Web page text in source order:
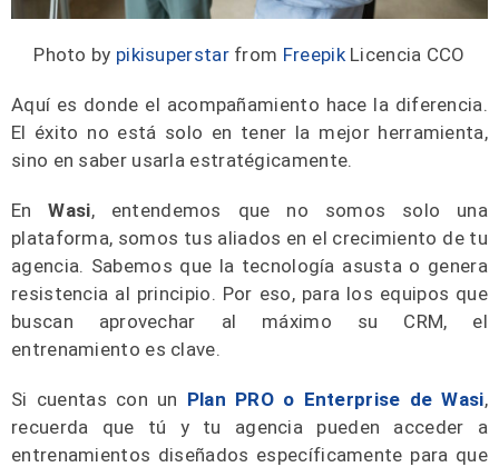
Photo by pikisuperstarfrom FreepikLicencia CCO
Aquí es donde el acompañamiento hace la diferencia.
El éxito no está solo en tener la mejor herramienta,
sino en saber usarla estratégicamente.
EnWasi, entendemos que no somos solo una
plataforma, somos tus aliados en el crecimiento de tu
agencia. Sabemos que la tecnología asusta o genera
resistencia al principio. Por eso, para los equipos que
buscan aprovechar al máximo su CRM, el
entrenamiento es clave.
Si cuentas con un Plan PRO o Enterprise de Wasi,
recuerda que tú y tu agencia pueden acceder a
entrenamientos diseñados específicamente para que